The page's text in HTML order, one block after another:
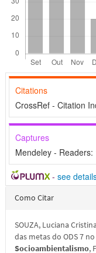
Citations
CrossRef - Citation
Captures
Mendeley - Readers:
- see
Detalhes
artigo
Como Citar
SOUZA, Luciana
das metas do ODS 7
Socioambientalismo,